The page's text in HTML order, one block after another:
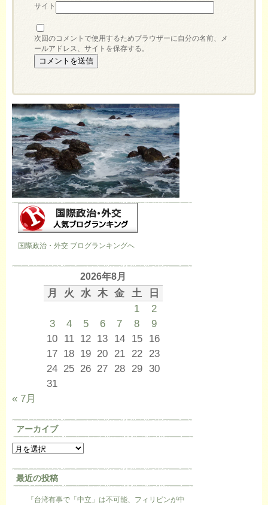
サイト
次回のコメントで使用するためブラウザーに自分の名前、メ
ールアドレス、サイトを保存する。
国際政治・外交 ブログランキングへ
2026年8月
月 火 水 木 金 土
日
1
2
3
4 5 6 7 8
9
10 11 12 13 14 15
16
17 18 19 20 21 22
23
24 25 26 27 28 29 30
31
« 7月
アーカイブ
最近の投稿
『台湾有事で「中立」は不可能、フィリピンが中